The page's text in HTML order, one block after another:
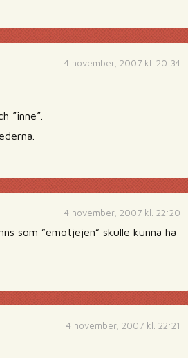
4 november, 2007 kl. 20:34
”inne”.
4 november, 2007 kl. 22:20
som ”emotjejen” skulle kunna ha
4 november, 2007 kl. 22:21